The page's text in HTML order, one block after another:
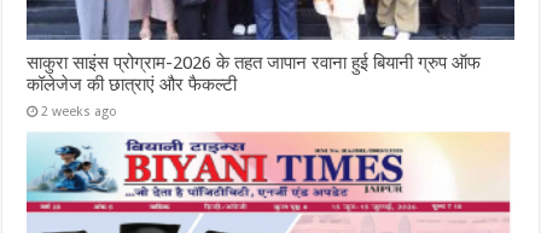
साकुरा साइंस प्रोग्राम-2026 के तहत जापान रवाना हुई बियानी ग्रुप ऑफ
कॉलेजेज की छात्राएं और फैकल्टी
2 weeks ago